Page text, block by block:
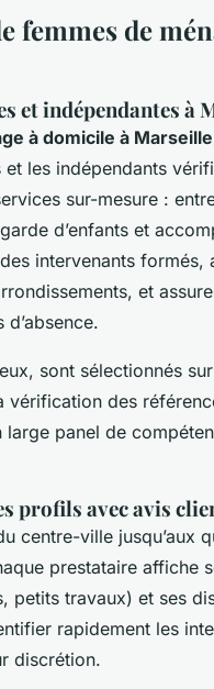
femmes de
et indépendantes à
à domicile à Marseille
les indépendants
sur-mesure :
d’enfants et
intervenants
et
sont sélectionnés
vérification des
panel de
profils avec avis
centre-ville jusqu’aux
prestataire affiche
petits travaux) et ses
rapidement les
discrétion.